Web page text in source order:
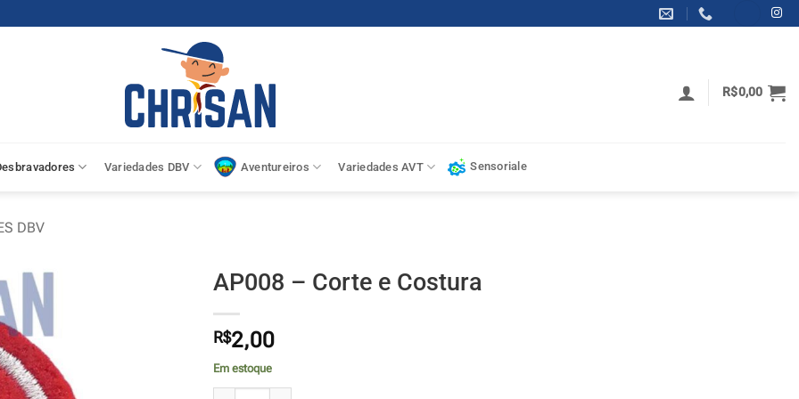
R$0,00
Variedades DBV Aventureiros Variedades AVT Sensoriale
DBV
AP008 – Corte e Costura
R$2,00
Em estoque